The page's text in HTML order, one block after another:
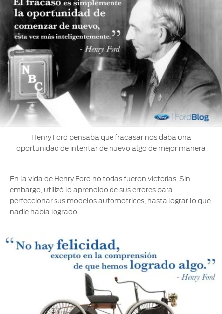
Henry Ford pensaba que fracasar nos daba una
oportunidad de intentar de nuevo algo de mejor manera
En la vida de Henry Ford no todas fueron victorias. Sin
embargo, utilizó lo aprendido de sus errores para
perfeccionar sus modelos automotrices, hasta lograr lo que
nadie había logrado.